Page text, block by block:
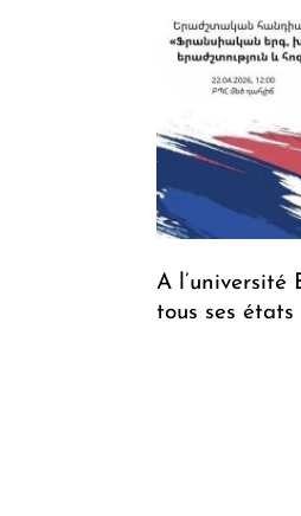
A l’université
tous ses états